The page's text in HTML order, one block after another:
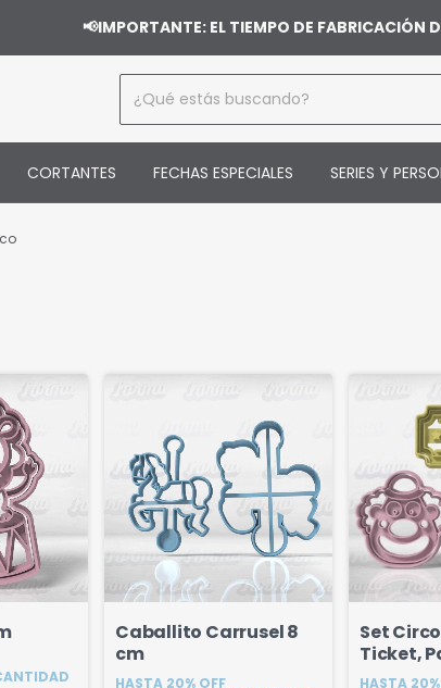
📢IMPORTANTE: EL TIEMPO DE FABRICACIÓN
CORTANTES FECHAS ESPECIALES SERIES Y
Caballito Carrusel 8
cm
HASTA 20% OFF
Set
Ticket,
HASTA